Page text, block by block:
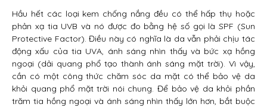
Hầu hết các loại kem chống nắng đều có thể hấp thụ hoặc
phản xạ tia UVB và nó được đo bằng hệ số gọi là SPF (Sun
Protective Factor). Điều này có nghĩa là da vẫn phải chịu tác
động xấu của tia UVA, ánh sáng nhìn thấy và bức xạ hồng
ngoại (dải quang phổ tạo thành ánh sáng mặt trời). Vì vậy,
cần có một công thức chăm sóc da mặt có thể bảo vệ da
khỏi quang phổ mặt trời nói chung. Để bảo vệ da khỏi phần
trăm tia hồng ngoại và ánh sáng nhìn thấy lớn hơn, bắt buộc